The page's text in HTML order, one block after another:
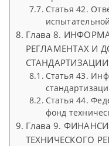
Статья 42.
Глава 8.
РЕГЛАМЕНТАХ И
СТАНДАРТИЗАЦИИ
Статья 43.
Статья 44.
фонд
Глава 9.
ТЕХНИЧЕСКОГО